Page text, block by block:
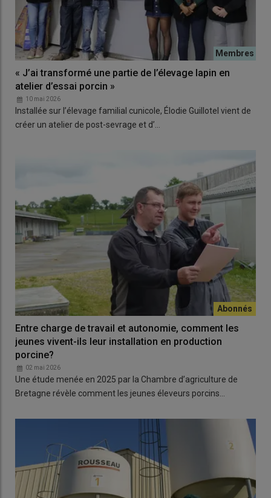
« J’ai transformé une partie de l’élevage lapin en
atelier d’essai porcin »
10 mai 2026
Installée sur l’élevage familial cunicole, Élodie Guillotel vient de
créer un atelier de post-sevrage et d’…
Entre charge de travail et autonomie, comment les
jeunes vivent-ils leur installation en production
porcine?
02 mai 2026
Une étude menée en 2025 par la Chambre d’agriculture de
Bretagne révèle comment les jeunes éleveurs porcins…